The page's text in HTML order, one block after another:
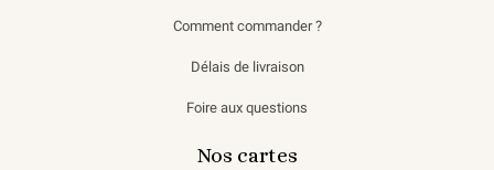
Comment commander ?
Délais de livraison
Foire aux questions
Nos cartes